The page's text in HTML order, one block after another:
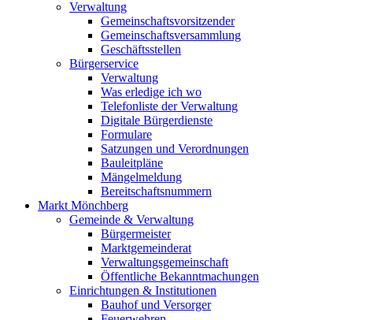
Verwaltung
Gemeinschaftsvorsitzender
Gemeinschaftsversammlung
Geschäftsstellen
Bürgerservice
Verwaltung
Was erledige ich wo
Telefonliste der Verwaltung
Digitale Bürgerdienste
Formulare
Satzungen und Verordnungen
Bauleitpläne
Mängelmeldung
Bereitschaftsnummern
Markt Mönchberg
Gemeinde & Verwaltung
Bürgermeister
Marktgemeinderat
Verwaltungsgemeinschaft
Öffentliche Bekanntmachungen
Einrichtungen & Institutionen
Bauhof und Versorger